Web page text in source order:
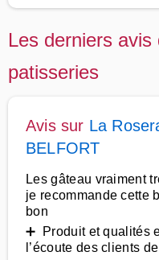
Les derniers
patisseries
Avis sur La
BELFORT
Les gâteau vraiment
je recommande cette
bon
➕ Produit et qualités
l’écoute des clients